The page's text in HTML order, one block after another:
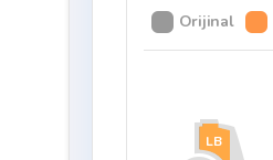
Orijinal
LB